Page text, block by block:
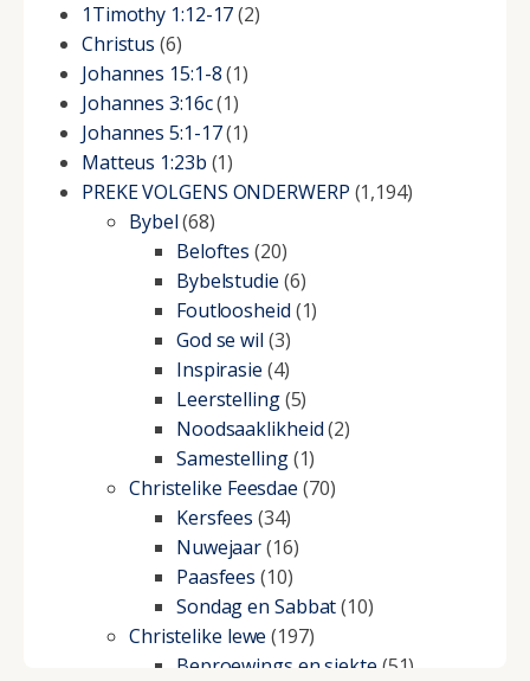
1Timothy 1:12-17(2)
Christus (6)
Johannes 15:1-8(1)
Johannes 3:16c(1)
Johannes 5:1-17(1)
Matteus 1:23b (1)
PREKE VOLGENS ONDERWERP (1,194)
Bybel(68)
Beloftes (20)
Bybelstudie (6)
Foutloosheid (1)
God se wil (3)
Inspirasie (4)
Leerstelling(5)
Noodsaaklikheid(2)
Samestelling(1)
Christelike Feesdae (70)
Kersfees (34)
Nuwejaar(16)
Paasfees (10)
Sondag en Sabbat(10)
Christelike lewe (197)
Beproewings en siekte (51)